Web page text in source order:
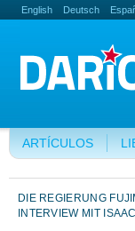
English Deutsch
ARTÍCULOS
DIE REGIERUNG
INTERVIEW MIT